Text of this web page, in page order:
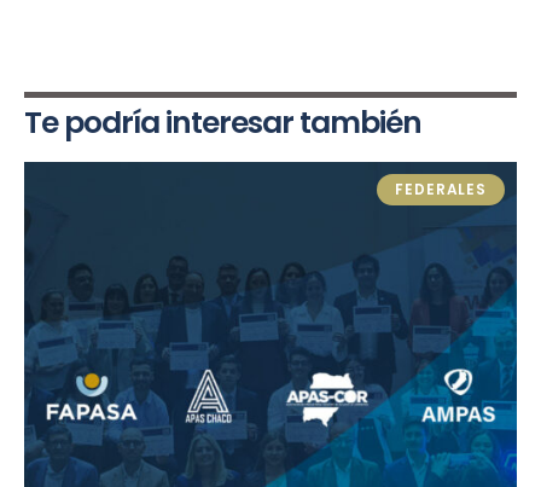
Te podría interesar también
FEDERALES